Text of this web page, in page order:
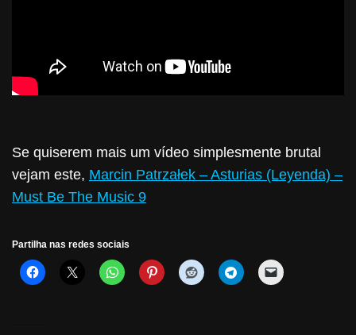
Se quiserem mais um vídeo simplesmente brutal
vejam este, Marcin Patrzałek – Asturias (Leyenda) –
Must Be The Music 9
Partilha nas redes sociais